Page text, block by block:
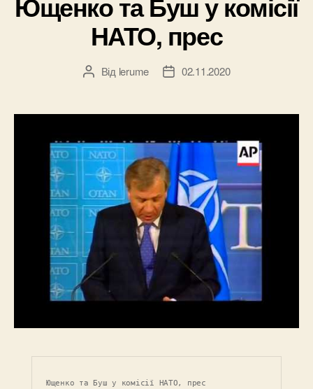
НАТО, прес
Автор
Від lerume
Дата02.11.2020
Ющенко та Буш у комісії НАТО, прес